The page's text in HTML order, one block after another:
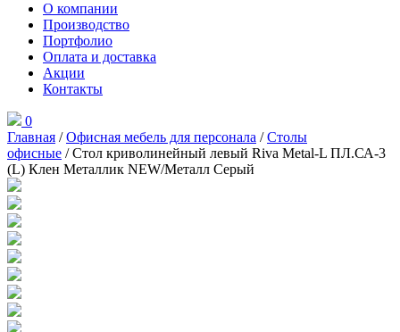
О компании
Производство
Портфолио
Оплата и доставка
Акции
Контакты
0
Главная /Офисная мебель для персонала /Столы
офисные / Стол криволинейный левый Riva Metal-L ПЛ.СА-3
(L) Клен Металлик NEW/Металл Серый